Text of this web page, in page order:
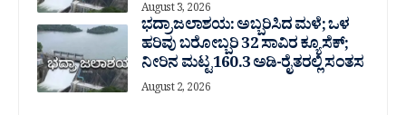
August 3, 2026
ಭದ್ರಾ ಜಲಾಶಯ: ಅಬ್ಬರಿಸಿದ ಮಳೆ; ಒಳ
ಹರಿವು ಬರೋಬ್ಬರಿ 32 ಸಾವಿರ‌ ಕ್ಯೂಸೆಕ್;
ನೀರಿನ ಮಟ್ಟ 160.3 ಅಡಿ-ರೈತರಲ್ಲಿ ಸಂತಸ
August 2, 2026